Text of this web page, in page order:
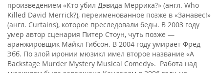
произведением «Кто убил Дэвида Меррика?» (англ. Who
Killed David Merrick?), переименованное позже в «Занавес!»
(англ. Curtains), которое преследовали беды. В 2003 году
умер автор сценария Питер Стоун, чуть позже —
аранжировщик Майкл Гибсон. В 2004 году умирает Фред
Эбб. По злой иронии мюзикл имел второе название «A
Backstage Murder Mystery Musical Comedy». Работа над